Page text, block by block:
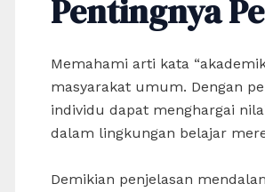
Pentingnya
Memahami arti kata
masyarakat umum. Dengan
individu dapat menghargai
dalam lingkungan belajar
Demikian penjelasan